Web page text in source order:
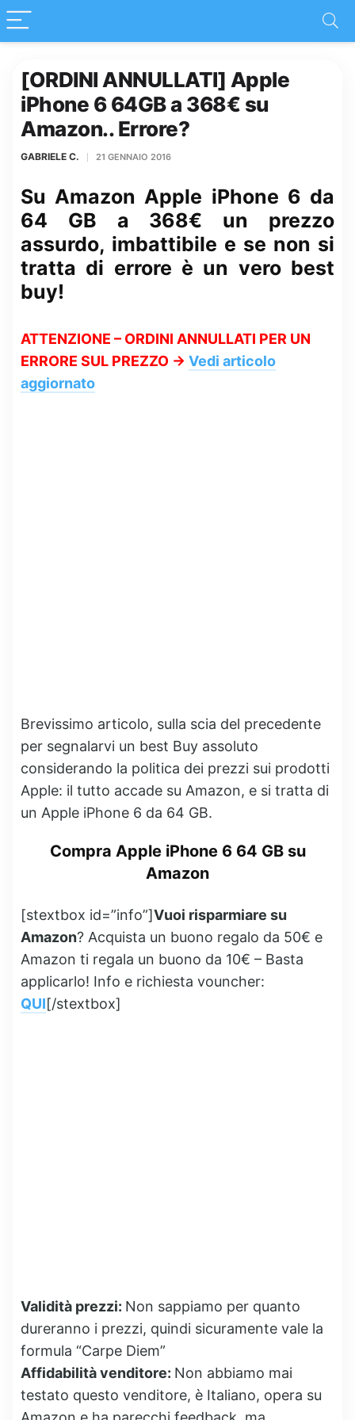
[ORDINI ANNULLATI] Apple
iPhone 6 64GB a 368€ su
Amazon.. Errore?
GABRIELE C. 21 GENNAIO 2016
Su Amazon Apple iPhone 6 da
64 GB a 368€ un prezzo
assurdo, imbattibile e se non si
tratta di errore è un vero best
buy!
ATTENZIONE – ORDINI ANNULLATI PER UN
ERRORE SUL PREZZO -> Vedi articolo
aggiornato
Brevissimo articolo, sulla scia del precedente
per segnalarvi un best Buy assoluto
considerando la politica dei prezzi sui prodotti
Apple: il tutto accade su Amazon, e si tratta di
un Apple iPhone 6 da 64 GB.
Compra Apple iPhone 6 64 GB su
Amazon
[stextbox id=”info”]Vuoi risparmiare su
Amazon? Acquista un buono regalo da 50€ e
Amazon ti regala un buono da 10€ – Basta
applicarlo! Info e richiesta vouncher:
QUI[/stextbox]
Validità prezzi: Non sappiamo per quanto
dureranno i prezzi, quindi sicuramente vale la
formula “Carpe Diem”
Affidabilità venditore: Non abbiamo mai
testato questo venditore, è Italiano, opera su